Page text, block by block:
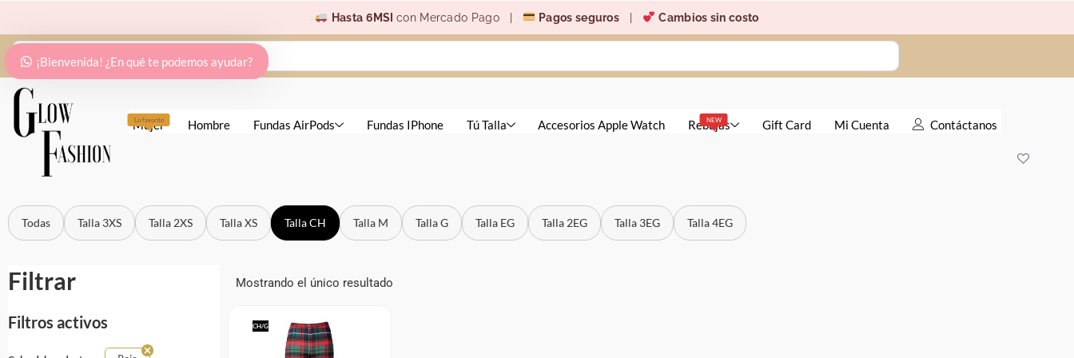
al
contenido
Hasta 6MSIcon Mercado Pago | Pagos seguros Cambios sin costo
Search
Lo favorito
Mujer Hombre Fundas AirPods Fundas IPhone Tú Talla Accesorios Apple Watch NEW
Rebajas Gift Card Mi Cuenta Contáctanos
Todas Talla 3XS Talla 2XS Talla XS Talla CH Talla M Talla G Talla EG Talla 2EG Talla 3EG Talla 4EG
Filtrar
Filtros activos
Mostrando el único resultado
CH/G
¡Bienvenida! ¿En qué te podemos ayudar?